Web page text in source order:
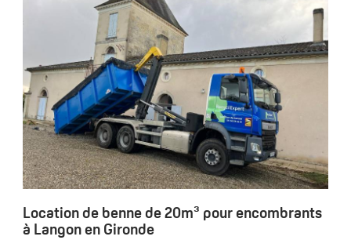
Location de benne de 20m³ pour encombrants
à Langon en Gironde